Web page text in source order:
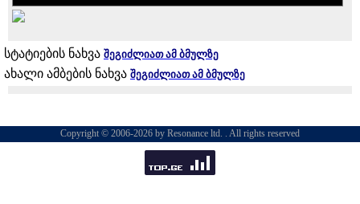
სტატიების ნახვა შეგიძლიათ ამ ბმულზე
ახალი ამბების ნახვა შეგიძლიათ ამ ბმულზე
Copyright © 2006-2026 by Resonance ltd. . All rights reserved